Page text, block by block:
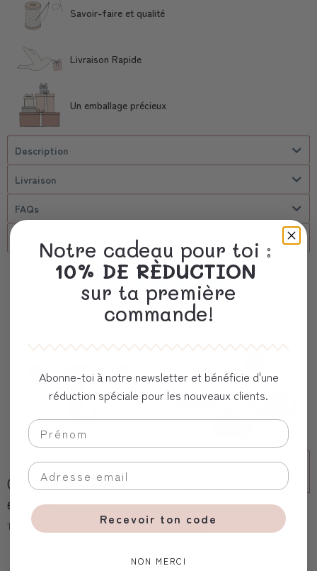
Savoir-faire et qualité
Livraison Rapide
Un emballage précieux
Description
Livraison
FAQs
Vous aimerez aussi
Gant de toilette
eléphant
Trixie
Jeu en bois "Petit
jardin"
Love Kids
Notre cadeau pour toi :
10% DE RÈDUCTION
sur ta première
commande!
Abonne-toi à notre newsletter et bénéficie d'une
réduction spéciale pour les nouveaux clients.
Recevoir ton code
NON MERCI